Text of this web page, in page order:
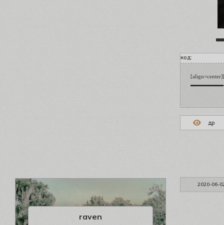
код:
▬▬▬▬▬▬
др
2020-06-
raven